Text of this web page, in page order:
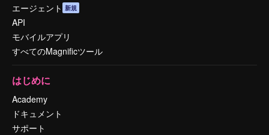
エージェント 新規
API
モバイルアプリ
すべてのMagnificツール
はじめに
Academy
ドキュメント
サポート